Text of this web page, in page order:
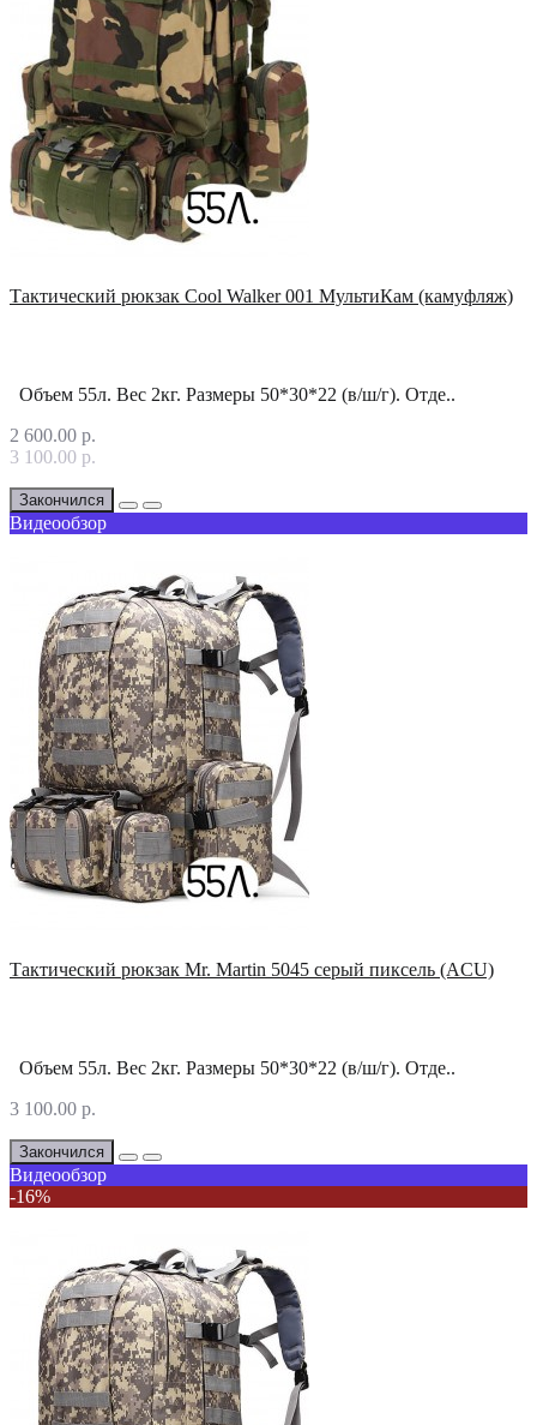
Тактический рюкзак Cool Walker 001 МультиКам (камуфляж)
Объем 55л. Вес 2кг. Размеры 50*30*22 (в/ш/г). Отде..
2 600.00 р.
3 100.00 р.
Закончился
Видеообзор
Тактический рюкзак Mr. Martin 5045 серый пиксель (ACU)
Объем 55л. Вес 2кг. Размеры 50*30*22 (в/ш/г). Отде..
3 100.00 р.
Закончился
Видеообзор
-16%